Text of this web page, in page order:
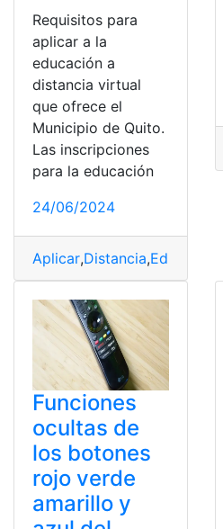
Requisitos para
aplicar a la
educación a
distancia virtual
que ofrece el
Municipio de Quito.
Las inscripciones
para la educación
24/06/2024
Aplicar,Distancia,Educación
Funciones
ocultas de
los botones
rojo verde
amarillo y